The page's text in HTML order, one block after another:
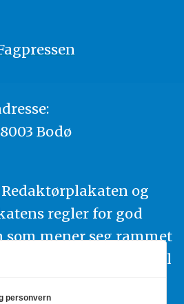
Bodø
og
regler for god
som mener seg rammet
oppfordres til
Du kan
personvern